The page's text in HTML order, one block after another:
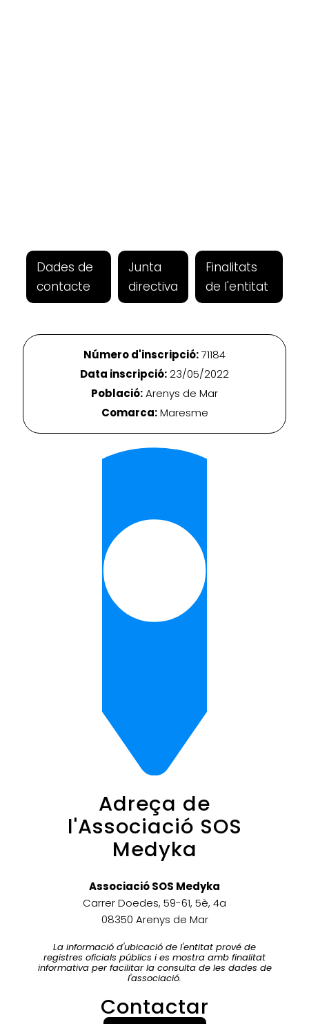
Dades de
contacte
Junta
directiva
Finalitats
de l'entitat
Número d'inscripció:71184
Data inscripció:23/05/2022
Població:Arenys de Mar
Comarca:Maresme
Adreça de
l'Associació SOS
Medyka
Associació SOS Medyka
Carrer Doedes, 59-61, 5è, 4a
08350 Arenys de Mar
La informació d'ubicació de l'entitat prové de
registres oficials públics i es mostra amb finalitat
informativa per facilitar la consulta de les dades de
l'associació.
Contactar